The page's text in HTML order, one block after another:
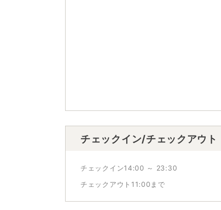
チェックイン/チェックアウト
チェックイン14:00 ～ 23:30
チェックアウト11:00まで